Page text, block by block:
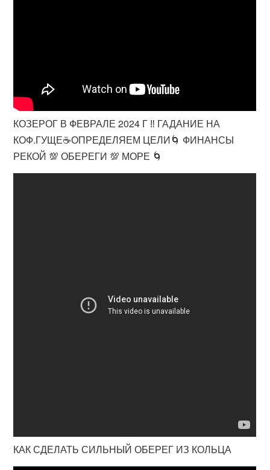
КОЗЕРОГ В ФЕВРАЛЕ 2024 Г ‼️ ГАДАНИЕ НА
КОФ.ГУЩЕ☕ОПРЕДЕЛЯЕМ ЦЕЛИ🌀 ФИНАНСЫ
РЕКОЙ 💯 ОБЕРЕГИ 💯 МОРЕ 🌀
КАК СДЕЛАТЬ СИЛЬНЫЙ ОБЕРЕГ ИЗ КОЛЬЦА